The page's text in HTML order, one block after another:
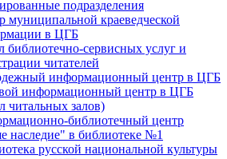
подразделения
муниципальной краеведческой
в ЦГБ
библиотечно-сервисных услуг и
читателей
информационный центр в ЦГБ
информационный центр в ЦГБ
читальных залов)
библиотечный центр
наследие" в библиотеке №1
русской национальной культуры